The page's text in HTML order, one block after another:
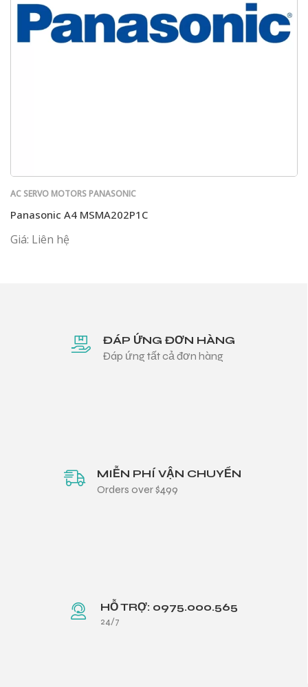
AC SERVO MOTORS PANASONIC
Panasonic A4 MSMA202P1C
Giá: Liên hệ
ĐÁP ỨNG ĐƠN HÀNG
Đáp ứng tất cả đơn hàng
MIỄN PHÍ VẬN CHUYỂN
Orders over $499
HỖ TRỢ: 0975.000.565
24/7